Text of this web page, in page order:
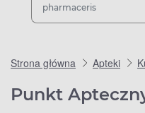
Strona główna Apteki
Punkt